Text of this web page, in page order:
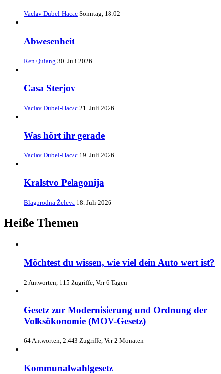
Vaclav Dubel-Hacac Sonntag, 18:02
Abwesenheit
Ren Quiang 30. Juli 2026
Casa Sterjov
Vaclav Dubel-Hacac 21. Juli 2026
Was hört ihr gerade
Vaclav Dubel-Hacac 19. Juli 2026
Kralstvo Pelagonija
Blagorodna Želeva 18. Juli 2026
Heiße Themen
Möchtest du wissen, wie viel dein Auto wert ist?
2 Antworten, 115 Zugriffe, Vor 6 Tagen
Gesetz zur Modernisierung und Ordnung der
Volksökonomie (MOV-Gesetz)
64 Antworten, 2.443 Zugriffe, Vor 2 Monaten
Kommunalwahlgesetz